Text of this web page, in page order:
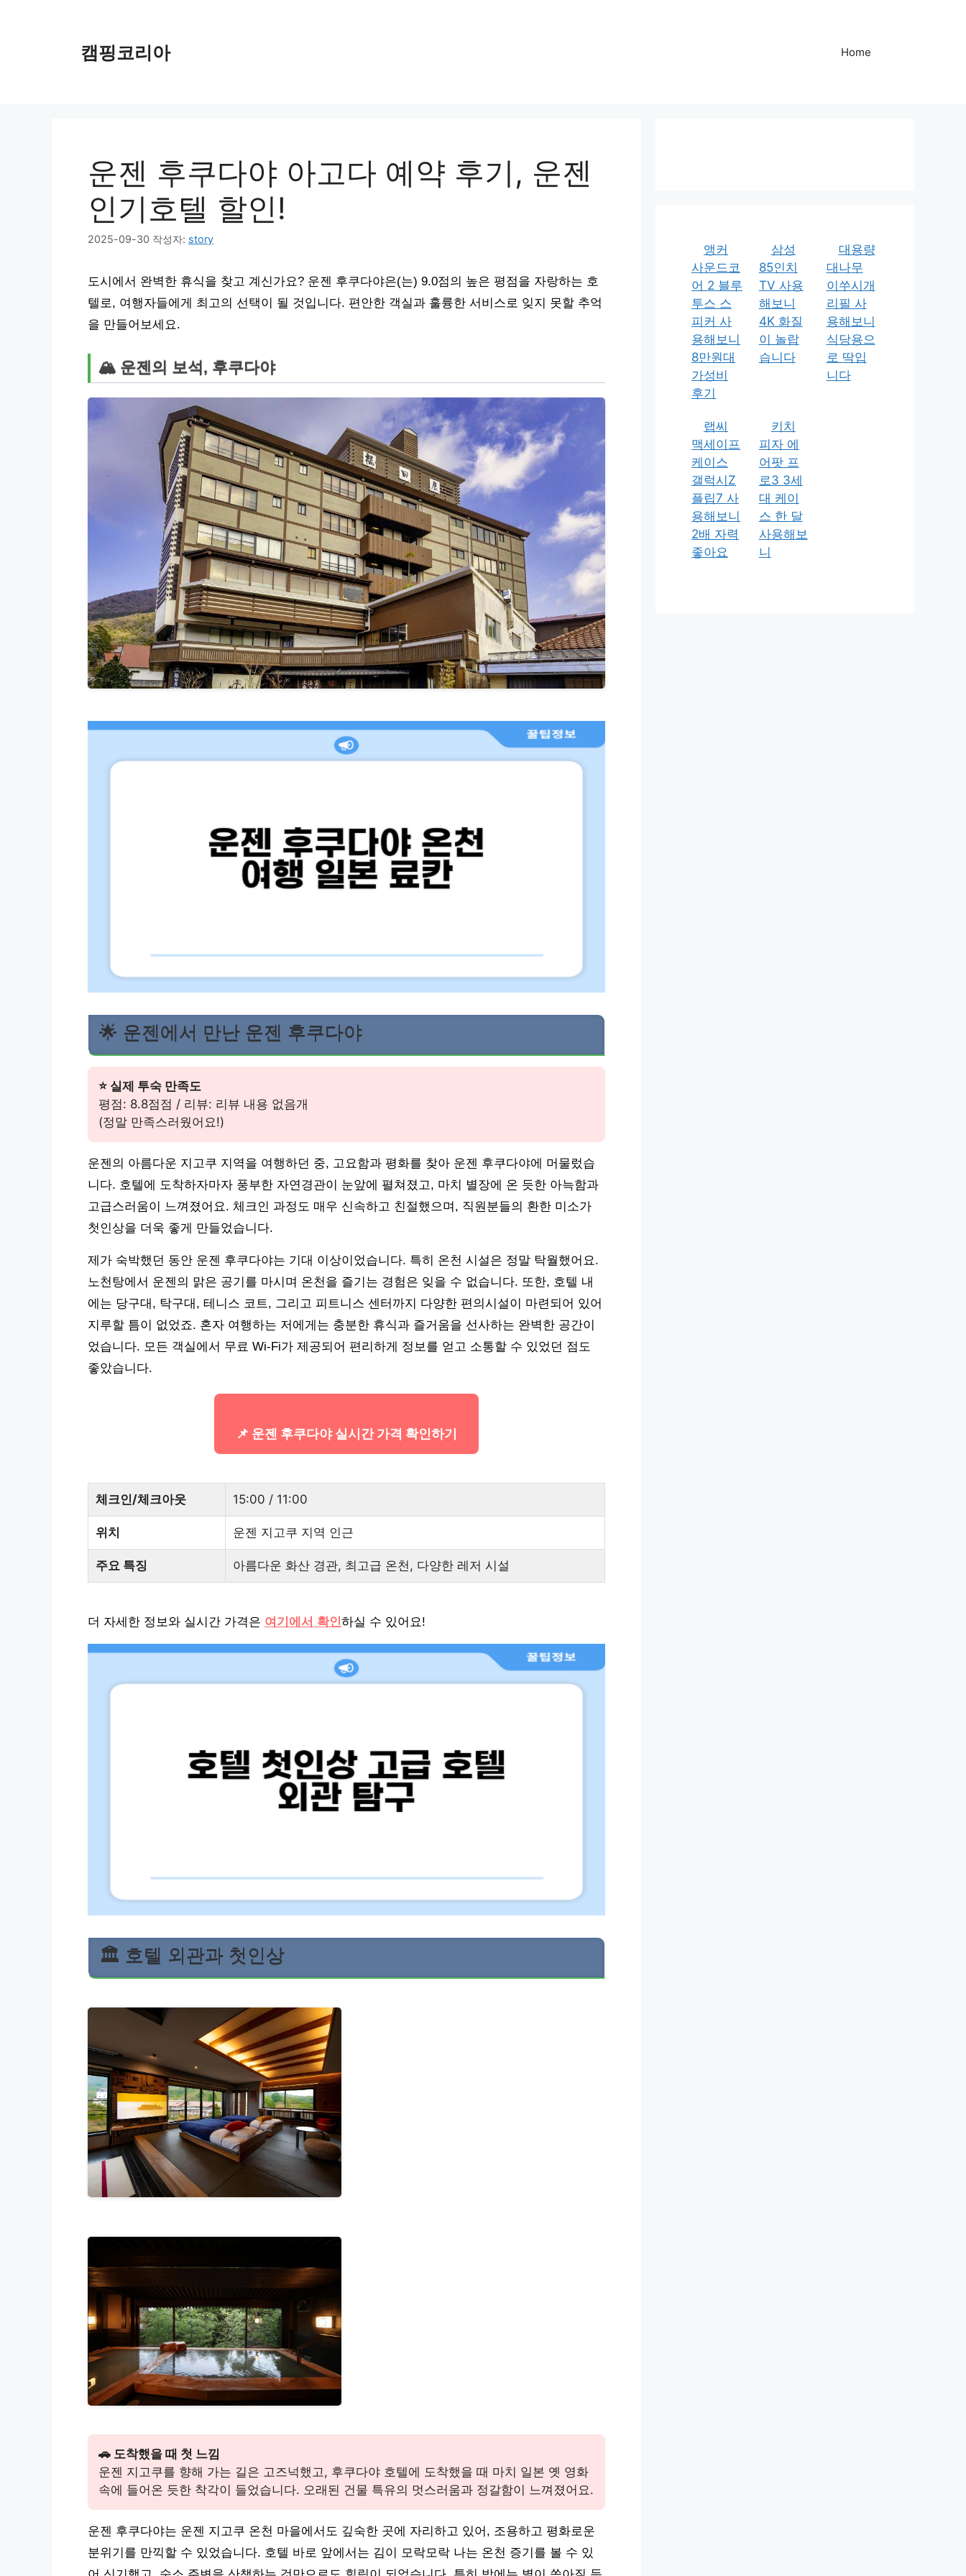
캠핑코리아 Home
운젠 후쿠다야 아고다 예약 후기, 운젠
인기호텔 할인!
2025-09-30 작성자: story
도시에서 완벽한 휴식을 찾고 계신가요? 운젠 후쿠다야은(는) 9.0점의 높은 평점을 자랑하는 호
텔로, 여행자들에게 최고의 선택이 될 것입니다. 편안한 객실과 훌륭한 서비스로 잊지 못할 추억
을 만들어보세요.
🏔️ 운젠의 보석, 후쿠다야
🌟 운젠에서 만난 운젠 후쿠다야
⭐ 실제 투숙 만족도
평점: 8.8점점 / 리뷰: 리뷰 내용 없음개
(정말 만족스러웠어요!)
운젠의 아름다운 지고쿠 지역을 여행하던 중, 고요함과 평화를 찾아 운젠 후쿠다야에 머물렀습
니다. 호텔에 도착하자마자 풍부한 자연경관이 눈앞에 펼쳐졌고, 마치 별장에 온 듯한 아늑함과
고급스러움이 느껴졌어요. 체크인 과정도 매우 신속하고 친절했으며, 직원분들의 환한 미소가
첫인상을 더욱 좋게 만들었습니다.
제가 숙박했던 동안 운젠 후쿠다야는 기대 이상이었습니다. 특히 온천 시설은 정말 탁월했어요.
노천탕에서 운젠의 맑은 공기를 마시며 온천을 즐기는 경험은 잊을 수 없습니다. 또한, 호텔 내
에는 당구대, 탁구대, 테니스 코트, 그리고 피트니스 센터까지 다양한 편의시설이 마련되어 있어
지루할 틈이 없었죠. 혼자 여행하는 저에게는 충분한 휴식과 즐거움을 선사하는 완벽한 공간이
었습니다. 모든 객실에서 무료 Wi-Fi가 제공되어 편리하게 정보를 얻고 소통할 수 있었던 점도
좋았습니다.
📌 운젠 후쿠다야 실시간 가격 확인하기
체크인/체크아웃 15:00 / 11:00
위치 운젠 지고쿠 지역 인근
주요 특징 아름다운 화산 경관, 최고급 온천, 다양한 레저 시설
더 자세한 정보와 실시간 가격은 여기에서 확인하실 수 있어요!
🏛️ 호텔 외관과 첫인상
🚗 도착했을 때 첫 느낌
운젠 지고쿠를 향해 가는 길은 고즈넉했고, 후쿠다야 호텔에 도착했을 때 마치 일본 옛 영화
속에 들어온 듯한 착각이 들었습니다. 오래된 건물 특유의 멋스러움과 정갈함이 느껴졌어요.
운젠 후쿠다야는 운젠 지고쿠 온천 마을에서도 깊숙한 곳에 자리하고 있어, 조용하고 평화로운
분위기를 만끽할 수 있었습니다. 호텔 바로 앞에서는 김이 모락모락 나는 온천 증기를 볼 수 있
앵커
사운드코
어 2 블루
투스 스
피커 사
용해보니
8만원대
가성비
후기
삼성
85인치
TV 사용
해보니
4K 화질
이 놀랍
습니다
대용량
대나무
이쑤시개
리필 사
용해보니
식당용으
로 딱입
니다
랩씨
맥세이프
케이스
갤럭시Z
플립7 사
용해보니
2배 자력
좋아요
키치
피자 에
어팟 프
로3 3세
대 케이
스 한 달
사용해보
니